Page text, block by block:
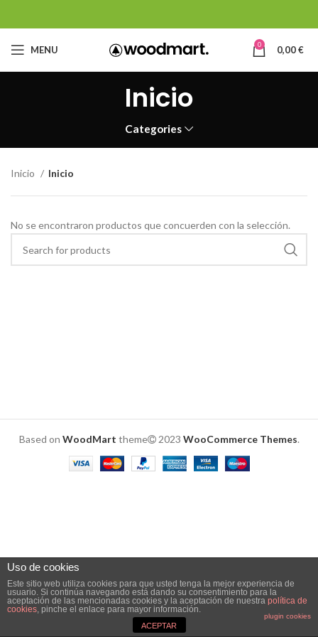
MENU 0 0,00€
Inicio
Categories
Inicio Inicio
No se encontraron productos que concuerden con la selección.
Based on WoodMart theme 2023 WooCommerce Themes.
Uso de cookies
Este sitio web utiliza cookies para que usted tenga la mejor experiencia de
usuario. Si continúa navegando está dando su consentimiento para la
aceptación de las mencionadas cookies y la aceptación de nuestra política de
cookies, pinche el enlace para mayor información.
plugin cookies
ACEPTAR
Wishlist